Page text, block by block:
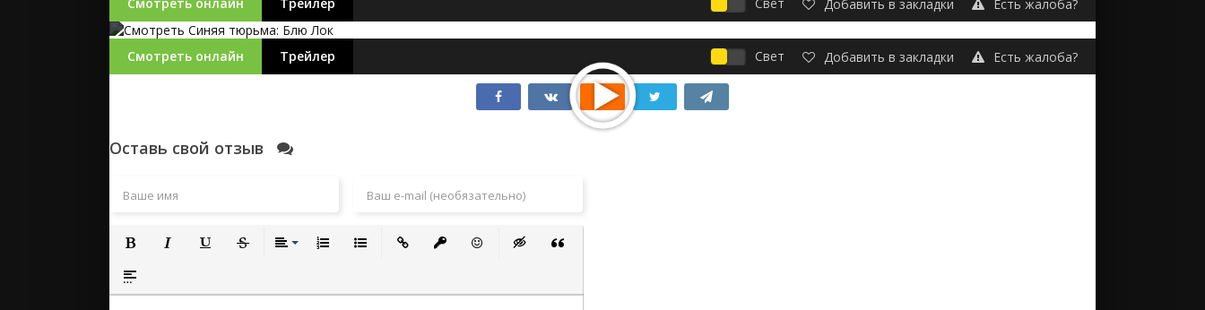
Добавить в закладки Есть жалоба?
Смотреть онлайн Трейлер Свет Добавить в закладки Есть жалоба?
Оставь свой отзыв
Полужирный
Вставка спойлера